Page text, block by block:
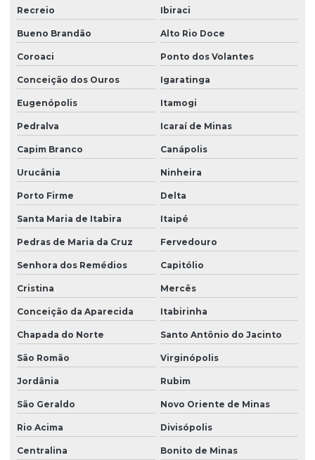
Recreio Ibiraci
Bueno Brandão Alto Rio Doce
Coroaci Ponto dos Volantes
Conceição dos Ouros Igaratinga
Eugenópolis Itamogi
Pedralva Icaraí de Minas
Capim Branco Canápolis
Urucânia Ninheira
Porto Firme Delta
Santa Maria de Itabira Itaipé
Pedras de Maria da Cruz Fervedouro
Senhora dos Remédios Capitólio
Cristina Mercês
Conceição da Aparecida Itabirinha
Chapada do Norte Santo Antônio do Jacinto
São Romão Virginópolis
Jordânia Rubim
São Geraldo Novo Oriente de Minas
Rio Acima Divisópolis
Centralina Bonito de Minas